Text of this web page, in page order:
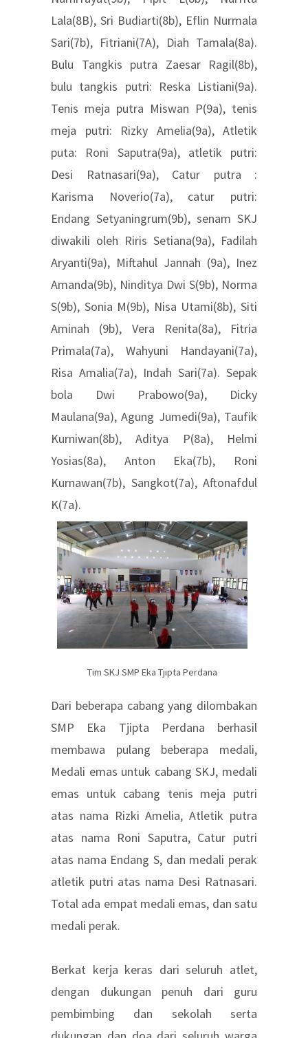
Lala(8B), Sri Budiarti(8b), Eflin Nurmala
Sari(7b), Fitriani(7A), Diah Tamala(8a).
Bulu Tangkis putra Zaesar Ragil(8b),
bulu tangkis putri: Reska Listiani(9a).
Tenis meja putra Miswan P(9a), tenis
meja putri: Rizky Amelia(9a), Atletik
puta: Roni Saputra(9a), atletik putri:
Desi Ratnasari(9a), Catur putra :
Karisma Noverio(7a), catur putri:
Endang Setyaningrum(9b), senam SKJ
diwakili oleh Riris Setiana(9a), Fadilah
Aryanti(9a), Miftahul Jannah (9a), Inez
Amanda(9b), Ninditya Dwi S(9b), Norma
S(9b), Sonia M(9b), Nisa Utami(8b), Siti
Aminah (9b), Vera Renita(8a), Fitria
Primala(7a), Wahyuni Handayani(7a),
Risa Amalia(7a), Indah Sari(7a). Sepak
bola Dwi Prabowo(9a), Dicky
Maulana(9a), Agung Jumedi(9a), Taufik
Kurniwan(8b), Aditya P(8a), Helmi
Yosias(8a), Anton Eka(7b), Roni
Kurnawan(7b), Sangkot(7a), Aftonafdul
K(7a).
Tim SKJ SMP Eka Tjipta Perdana
Dari beberapa cabang yang dilombakan
SMP Eka Tjipta Perdana berhasil
membawa pulang beberapa medali,
Medali emas untuk cabang SKJ, medali
emas untuk cabang tenis meja putri
atas nama Rizki Amelia, Atletik putra
atas nama Roni Saputra, Catur putri
atas nama Endang S, dan medali perak
atletik putri atas nama Desi Ratnasari.
Total ada empat medali emas, dan satu
medali perak.
Berkat kerja keras dari seluruh atlet,
dengan dukungan penuh dari guru
pembimbing dan sekolah serta